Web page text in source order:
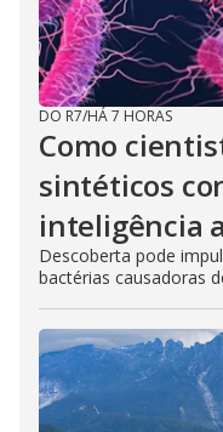
DO R7/HÁ 7 HORAS
Como
sintéticos
inteligência
Descoberta pode
bactérias causadoras